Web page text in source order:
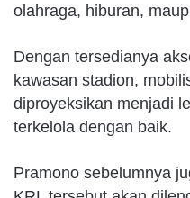
olahraga, hiburan,
Dengan tersedianya
kawasan stadion,
diproyeksikan menjadi
terkelola dengan baik.
Pramono sebelumnya